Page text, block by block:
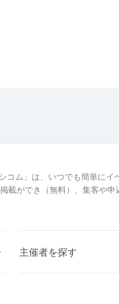
コム」は、いつでも簡単に
載ができ（無料）、集客や
主催者を探す